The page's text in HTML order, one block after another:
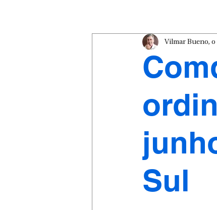
Sul
Vilmar Bueno, o